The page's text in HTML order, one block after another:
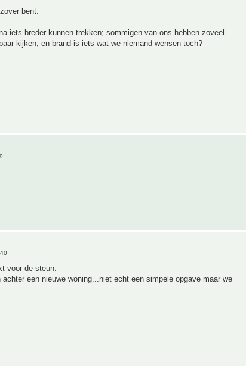
bent.
iets breder kunnen trekken; sommigen van ons hebben zoveel
kijken, en brand is iets wat we niemand wensen toch?
voor de steun.
een nieuwe woning...niet echt een simpele opgave maar we